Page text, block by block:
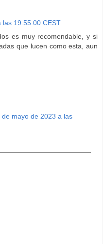
19:55:00 CEST
es muy recomendable, y si
que lucen como esta, aun
de mayo de 2023 a las